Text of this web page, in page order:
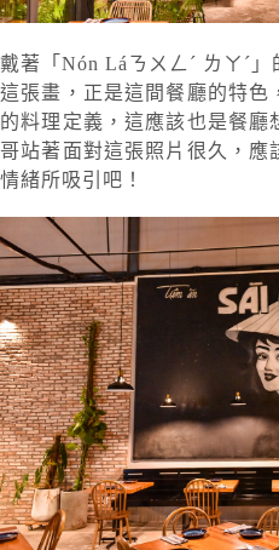
戴著「Nón Láㄋㄨㄥˊ ㄌㄚˊ
這張畫，正是這間餐廳的特色
的料理定義，這應該也是餐廳
哥站著面對這張照片很久，應
情緒所吸引吧！